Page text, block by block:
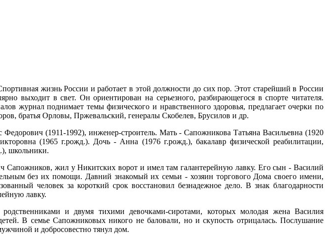
жизнь России и работает в этой должности до сих пор. Этот старейший в России
выходит в свет. Он ориентирован на серьезного, разбирающегося в спорте читателя.
журнал поднимает темы физического и нравственного здоровья, предлагает очерки по
братья Орловы, Пржевальский, генералы Скобелев, Брусилов и др.
(1911-1992), инженер-строитель. Мать - Сапожникова Татьяна Васильевна (1920
(1965 г.рожд.). Дочь - Анна (1976 г.рожд.), бакалавр физической реабилитации,
школьники.
жил у Никитских ворот и имел там галантерейную лавку. Его сын - Василий
без их помощи. Давний знакомый их семьи - хозяин торгового Дома своего имени,
человек за короткий срок восстановил безнадежное дело. В знак благодарности
лавку.
и двумя тихими девочками-сиротами, которых молодая жена Василия
В семье Сапожниковых никого не баловали, но и скупость отрицалась. Послушание
и добросовестно тянул дом.